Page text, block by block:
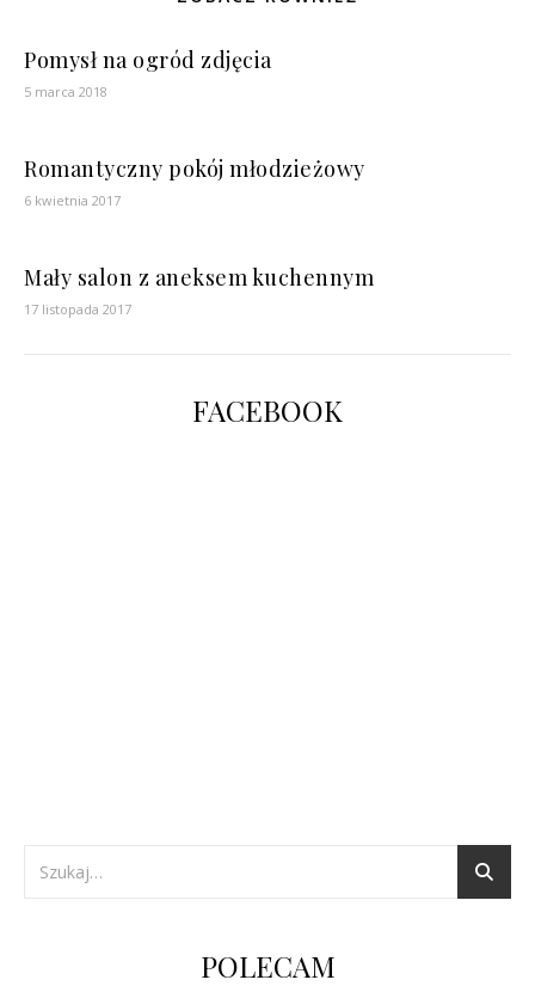
Pomysł na ogród zdjęcia
5 marca 2018
Romantyczny pokój młodzieżowy
6 kwietnia 2017
Mały salon z aneksem kuchennym
17 listopada 2017
FACEBOOK
POLECAM